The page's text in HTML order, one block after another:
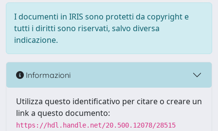
I documenti in IRIS sono protetti da copyright e
tutti i diritti sono riservati, salvo diversa
indicazione.
Informazioni
Utilizza questo identificativo per citare o creare un
link a questo documento:
https://hdl.handle.net/20.500.12078/28515